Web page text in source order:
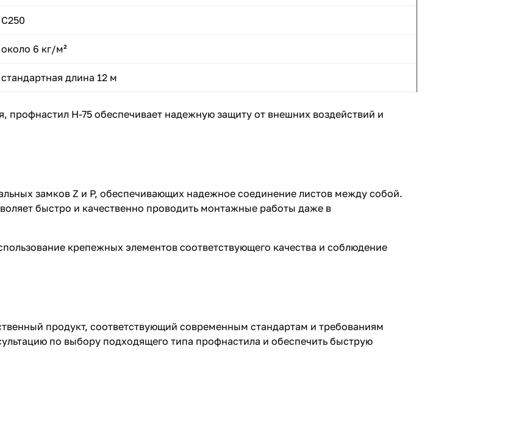
С250
около 6 кг/м²
стандартная длина 12 м
Н-75 обеспечивает надежную защиту от внешних воздействий и
замков Z и P, обеспечивающих надежное соединение листов между собой.
быстро и качественно проводить монтажные работы даже в
крепежных элементов соответствующего качества и соблюдение
продукт, соответствующий современным стандартам и требованиям
по выбору подходящего типа профнастила и обеспечить быструю